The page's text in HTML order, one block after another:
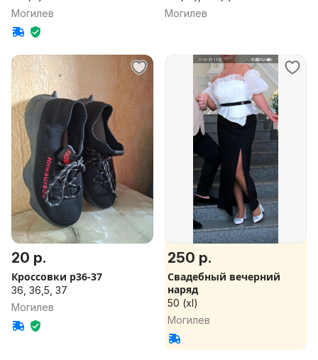
Могилев
Могилев
20 р.
Кроссовки р36-37
36, 36,5, 37
Могилев
250 р.
Свадебный вечерний
наряд
50 (xl)
Могилев